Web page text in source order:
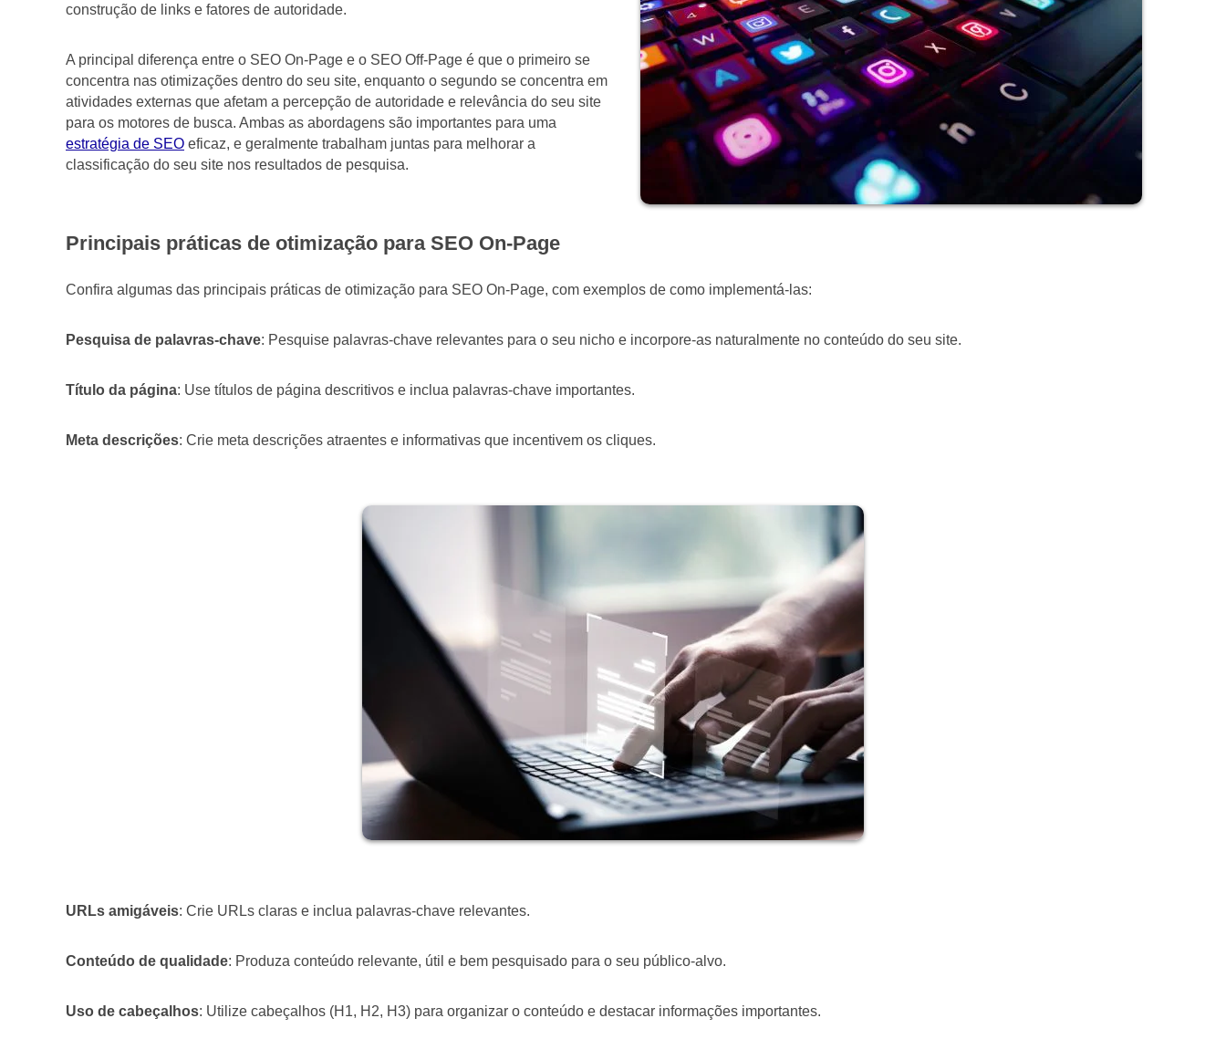
construção de links e fatores de autoridade.
A principal diferença entre o SEO On-Page e o SEO Off-Page é que o primeiro se
concentra nas otimizações dentro do seu site, enquanto o segundo se concentra em
atividades externas que afetam a percepção de autoridade e relevância do seu site
para os motores de busca. Ambas as abordagens são importantes para uma
estratégia de SEO eficaz, e geralmente trabalham juntas para melhorar a
classificação do seu site nos resultados de pesquisa.
Principais práticas de otimização para SEO On-Page
Confira algumas das principais práticas de otimização para SEO On-Page, com exemplos de como implementá-las:
Pesquisa de palavras-chave: Pesquise palavras-chave relevantes para o seu nicho e incorpore-as naturalmente no conteúdo do seu site.
Título da página: Use títulos de página descritivos e inclua palavras-chave importantes.
Meta descrições: Crie meta descrições atraentes e informativas que incentivem os cliques.
URLs amigáveis: Crie URLs claras e inclua palavras-chave relevantes.
Conteúdo de qualidade: Produza conteúdo relevante, útil e bem pesquisado para o seu público-alvo.
Uso de cabeçalhos: Utilize cabeçalhos (H1, H2, H3) para organizar o conteúdo e destacar informações importantes.